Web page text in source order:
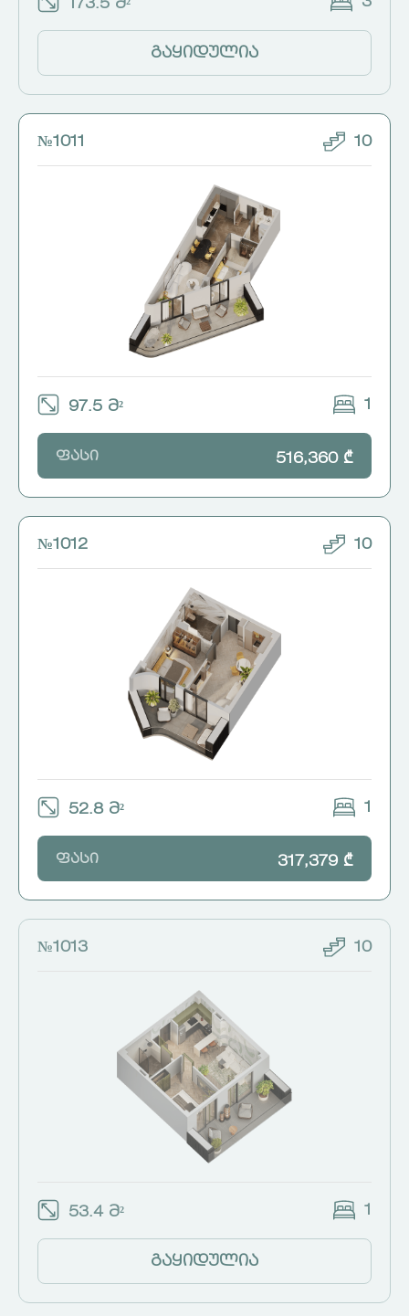
173.5 მ²
გაყიდულია
№1011 10
97.5 მ² 1
ფასი 516,360 ₾
№1012 10
52.8 მ² 1
ფასი 317,379 ₾
№1013 10
53.4 მ² 1
გაყიდულია